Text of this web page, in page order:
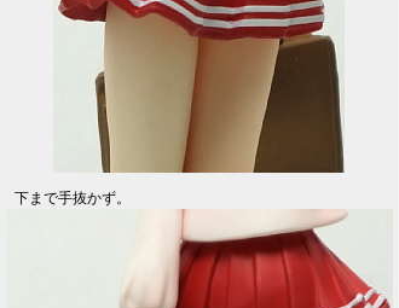
下まで手抜かず。